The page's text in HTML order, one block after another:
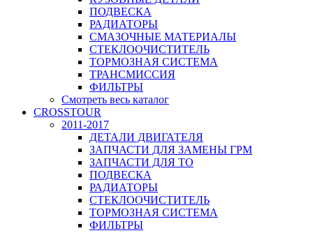
ПОДВЕСКА
РАДИАТОРЫ
СМАЗОЧНЫЕ МАТЕРИАЛЫ
СТЕКЛООЧИСТИТЕЛЬ
ТОРМОЗНАЯ СИСТЕМА
ТРАНСМИССИЯ
ФИЛЬТРЫ
Смотреть весь каталог
CROSSTOUR
2011-2017
ДЕТАЛИ ДВИГАТЕЛЯ
ЗАПЧАСТИ ДЛЯ ЗАМЕНЫ ГРМ
ЗАПЧАСТИ ДЛЯ ТО
ПОДВЕСКА
РАДИАТОРЫ
СТЕКЛООЧИСТИТЕЛЬ
ТОРМОЗНАЯ СИСТЕМА
ФИЛЬТРЫ